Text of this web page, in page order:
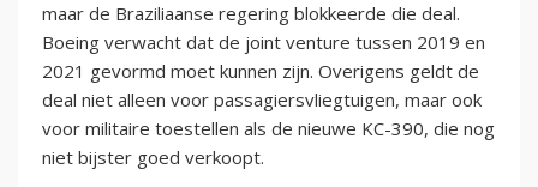
maar de Braziliaanse regering blokkeerde die deal.
Boeing verwacht dat de joint venture tussen 2019 en
2021 gevormd moet kunnen zijn. Overigens geldt de
deal niet alleen voor passagiersvliegtuigen, maar ook
voor militaire toestellen als de nieuwe KC-390, die nog
niet bijster goed verkoopt.